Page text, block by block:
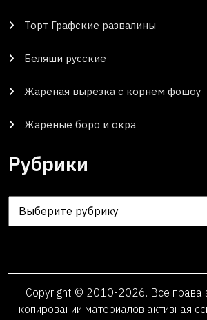
Торт Графские развалины
Беляши русские
Жареная вырезка с корнем фошоу
Жареные боро и окра
Рубрики
Рубрики
Copyright © 2010-2026. Все
копировании материалов активная